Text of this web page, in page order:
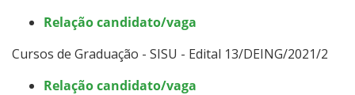
Relação candidato/vaga
Cursos de Graduação - SISU - Edital 13/DEING/2021/2
Relação candidato/vaga